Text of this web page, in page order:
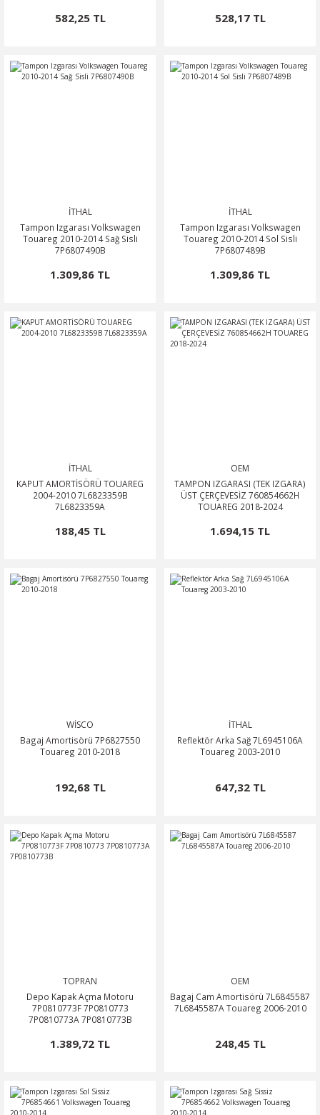
582,25 TL 528,17 TL
İTHAL
Tampon Izgarası Volkswagen
Touareg 2010-2014 Sağ Sisli
7P6807490B
1.309,86 TL
İTHAL
Tampon Izgarası Volkswagen
Touareg 2010-2014 Sol Sisli
7P6807489B
1.309,86 TL
İTHAL
KAPUT AMORTİSÖRÜ TOUAREG
2004-2010 7L6823359B
7L6823359A
188,45 TL
OEM
TAMPON IZGARASI (TEK IZGARA)
ÜST ÇERÇEVESİZ 760854662H
TOUAREG 2018-2024
1.694,15 TL
WİSCO
Bagaj Amortisörü 7P6827550
Touareg 2010-2018
192,68 TL
İTHAL
Reflektör Arka Sağ 7L6945106A
Touareg 2003-2010
647,32 TL
TOPRAN
Depo Kapak Açma Motoru
7P0810773F 7P0810773
7P0810773A 7P0810773B
1.389,72 TL
OEM
Bagaj Cam Amortisörü 7L6845587
7L6845587A Touareg 2006-2010
248,45 TL